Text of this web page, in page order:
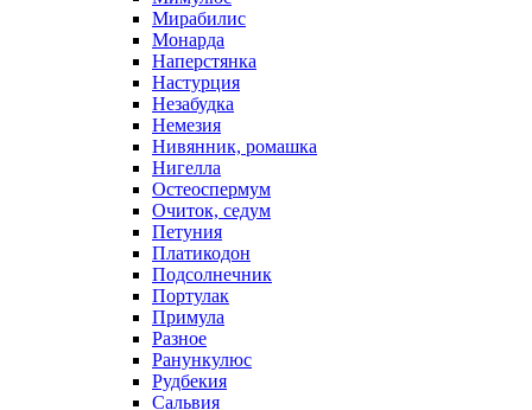
Мирабилис
Монарда
Наперстянка
Настурция
Незабудка
Немезия
Нивянник, ромашка
Нигелла
Остеоспермум
Очиток, седум
Петуния
Платикодон
Подсолнечник
Портулак
Примула
Разное
Ранункулюс
Рудбекия
Сальвия